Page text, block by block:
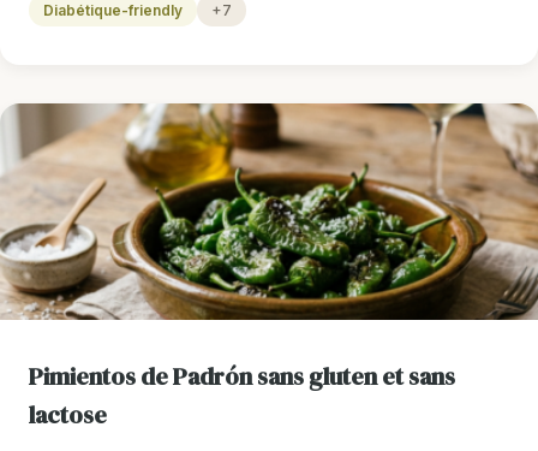
Diabétique-friendly +7
Pimientos de Padrón sans gluten et sans
lactose